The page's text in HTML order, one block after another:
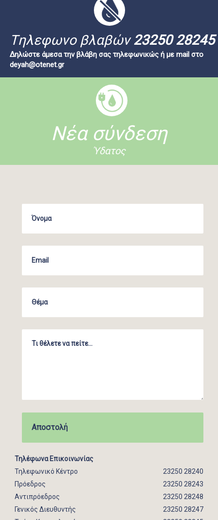
Tηλεφωνο βλαβών23250 28245
Δηλώστε άμεσα την βλάβη σας τηλεφωνικώς ή με mail στο
deyah@otenet.gr
Νέα σύνδεση
Ύδατος
Τηλέφωνα Επικοινωνίας
Τηλεφωνικό Κέντρο
23250 28240
Πρόεδρος
23250 28243
Αντιπρόεδρος
23250 28248
Γενικός Διευθυντής
23250 28247